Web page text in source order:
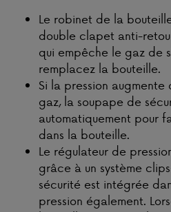
Le robinet de la
double clapet anti-
qui empêche le gaz de
remplacez la bouteille.
Si la pression
gaz, la soupape de
automatiquement pour
dans la bouteille.
Le régulateur de
grâce à un système
sécurité est intégrée
pression également.